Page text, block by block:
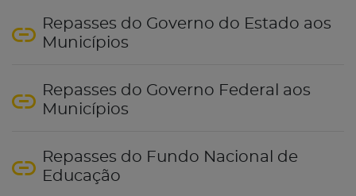
Repasses do Governo do Estado aos
Municípios
Repasses do Governo Federal aos
Municípios
Repasses do Fundo Nacional de
Educação